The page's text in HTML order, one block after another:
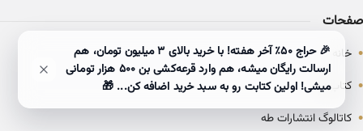
صفحات
• خانه
• کتاب‌ها
• کاتالوگ انتشارات طه
🎉 حراج ۵۰٪ آخر هفته! با خرید بالای 3 میلیون تومان، هم
ارسالت رایگان میشه، هم وارد قرعه‌کشی بن ۵۰۰ هزار تومانی
میشی! اولین کتابت رو به سبد خرید اضافه کن... 🎁